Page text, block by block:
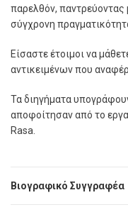
παρελθόν, παντρεύοντας
σύγχρονη
Είσαστε έτοιµοι να
αντικειµένων που
Τα διηγήµατα
αποφοίτησαν από το
Rasa.
Βιογραφικό Συγγραφέα